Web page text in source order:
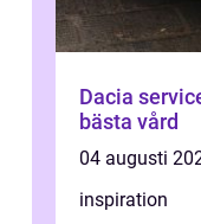
Dacia
bästa vård
04 augusti
inspiration